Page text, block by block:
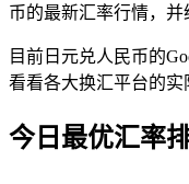
币的最新汇率行情，并
目前日元兑人民币的
看看各大换汇平台的实
今日最优汇率